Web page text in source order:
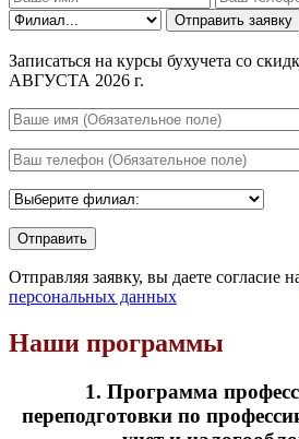
Отправить заявку
Записаться на курсы бухучета со
АВГУСТА 2026 г.
Отправляя заявку, вы даете согласие
персональных данных
Наши программы
1. Программа
переподготовки по